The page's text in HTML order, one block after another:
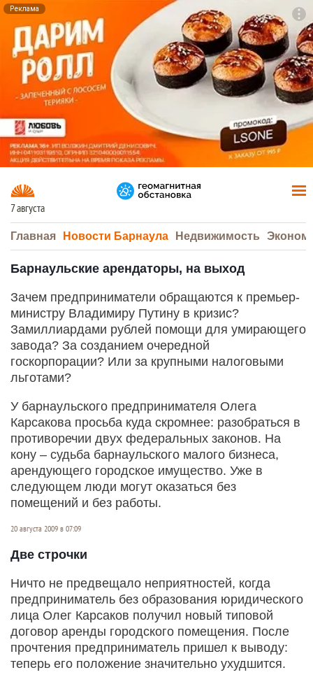
Реклама
7 августа
Главная Новости Барнаула Недвижимость
Барнаульские арендаторы, на выход
Зачем предприниматели обращаются к премьер-
министру Владимиру Путину в кризис?
Замиллиардами рублей помощи для умирающего
завода? За созданием очередной
госкорпорации? Или за крупными налоговыми
льготами?
У барнаульского предпринимателя Олега
Карсакова просьба куда скромнее: разобраться в
противоречии двух федеральных законов. На
кону – судьба барнаульского малого бизнеса,
арендующего городское имущество. Уже в
следующем люди могут оказаться без
помещений и без работы.
20 августа 2009 в 07:09
Две строчки
Ничто не предвещало неприятностей, когда
предприниматель без образования юридического
лица Олег Карсаков получил новый типовой
договор аренды городского помещения. После
прочтения предприниматель пришел к выводу:
теперь его положение значительно ухудшится.